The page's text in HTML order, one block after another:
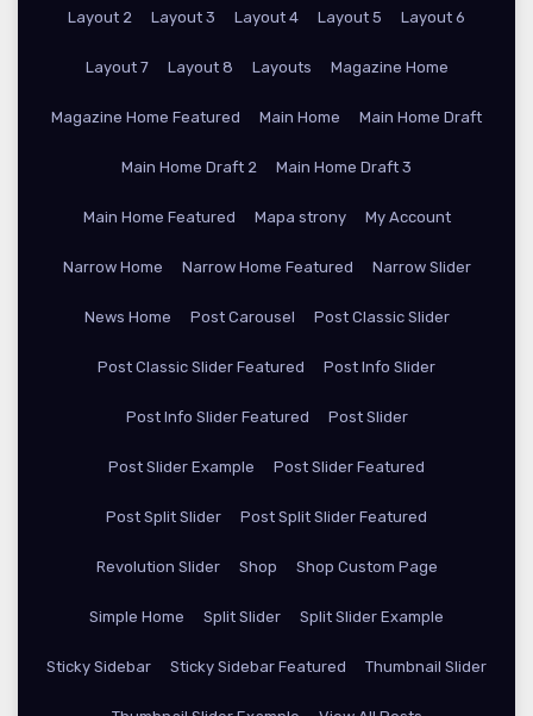
Layout 2 Layout 3 Layout 4 Layout 5 Layout 6
Layout 7 Layout 8 Layouts Magazine Home
Magazine Home Featured Main Home Main Home Draft
Main Home Draft 2 Main Home Draft 3
Main Home Featured Mapa strony My Account
Narrow Home Narrow Home Featured Narrow Slider
News Home Post Carousel Post Classic Slider
Post Classic Slider Featured Post Info Slider
Post Info Slider Featured Post Slider
Post Slider Example Post Slider Featured
Post Split Slider Post Split Slider Featured
Revolution Slider Shop Shop Custom Page
Simple Home Split Slider Split Slider Example
Sticky Sidebar Sticky Sidebar Featured Thumbnail Slider